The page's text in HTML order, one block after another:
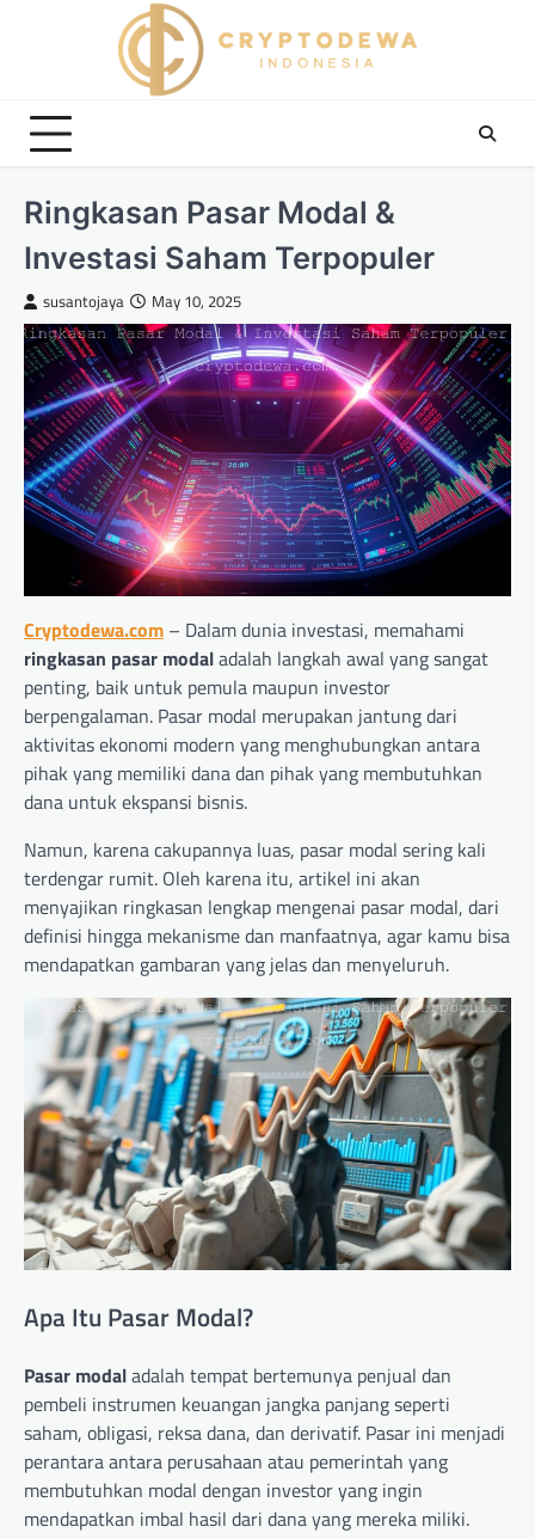
Ringkasan Pasar Modal &
Investasi Saham Terpopuler
susantojaya May 10, 2025
Cryptodewa.com – Dalam dunia investasi, memahami
ringkasan pasar modaladalah langkah awal yang sangat
penting, baik untuk pemula maupun investor
berpengalaman. Pasar modal merupakan jantung dari
aktivitas ekonomi modern yang menghubungkan antara
pihak yang memiliki dana dan pihak yang membutuhkan
dana untuk ekspansi bisnis.
Namun, karena cakupannya luas, pasar modal sering kali
terdengar rumit. Oleh karena itu, artikel ini akan
menyajikan ringkasan lengkap mengenai pasar modal, dari
definisi hingga mekanisme dan manfaatnya, agar kamu bisa
mendapatkan gambaran yang jelas dan menyeluruh.
Apa Itu Pasar Modal?
Pasar modaladalah tempat bertemunya penjual dan
pembeli instrumen keuangan jangka panjang seperti
saham, obligasi, reksa dana, dan derivatif. Pasar ini menjadi
perantara antara perusahaan atau pemerintah yang
membutuhkan modal dengan investor yang ingin
mendapatkan imbal hasil dari dana yang mereka miliki.